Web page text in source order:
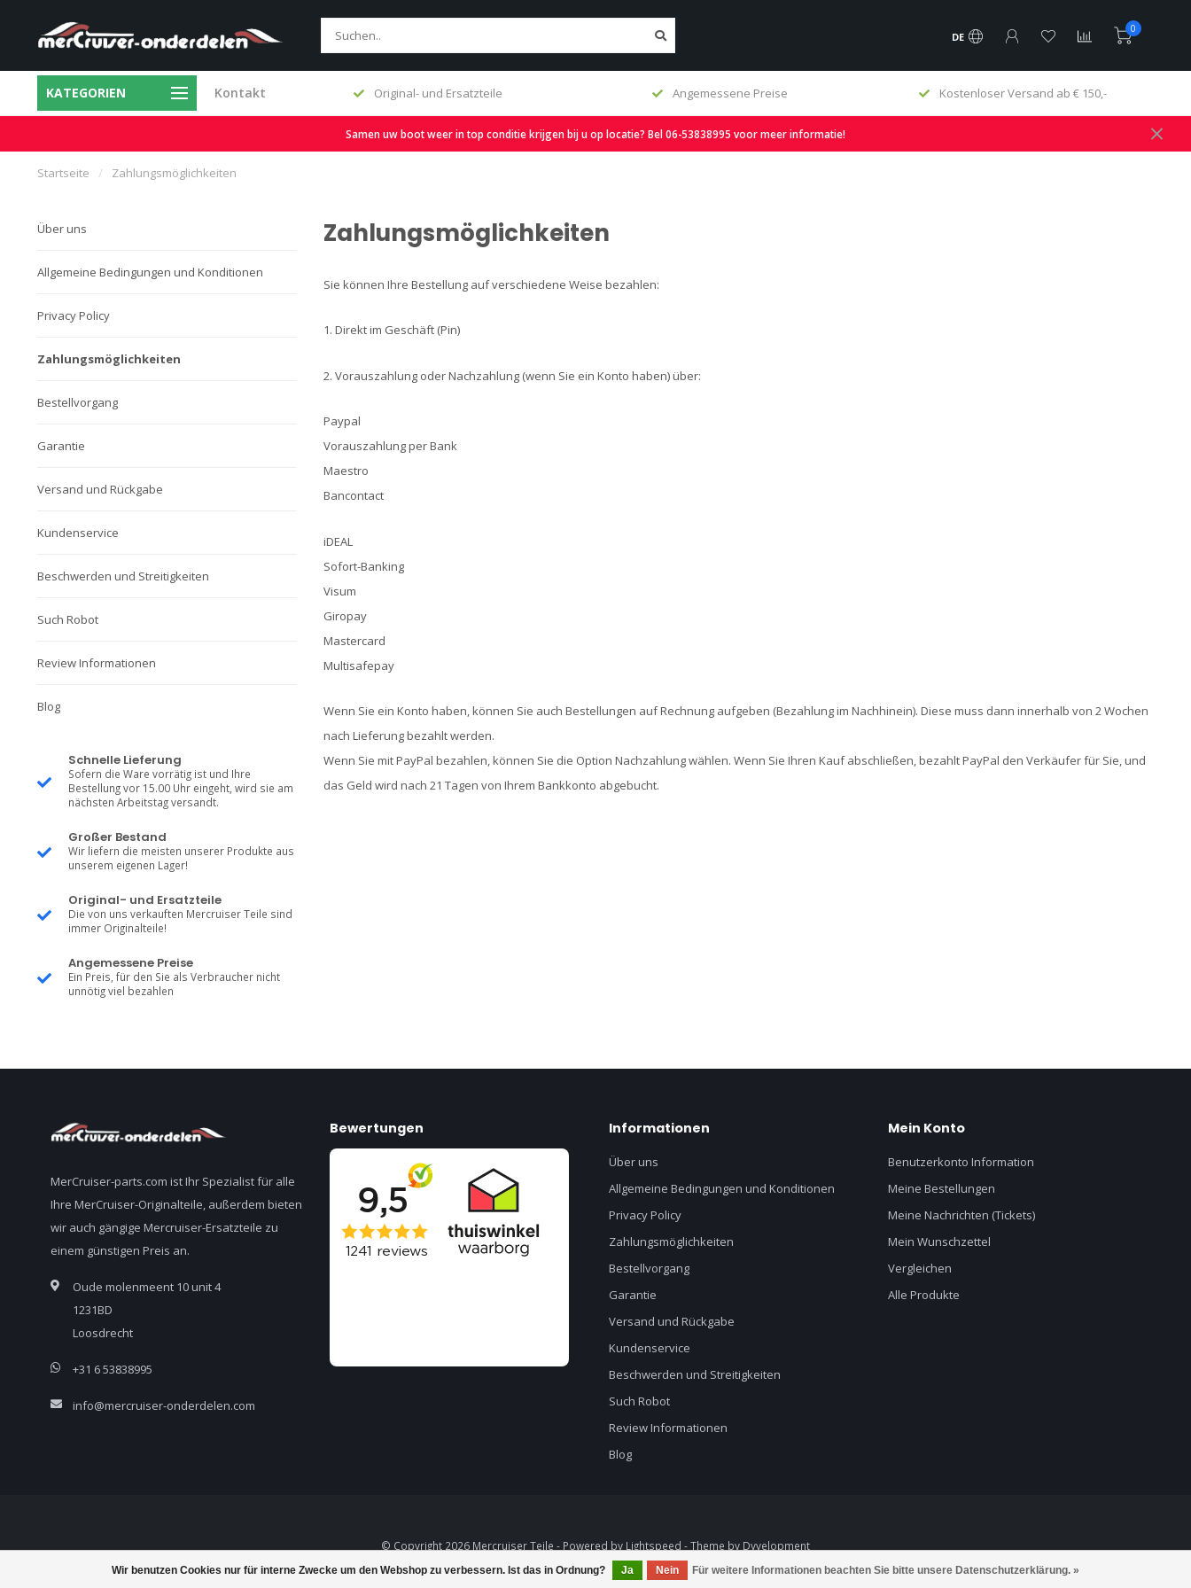
DE
0
KATEGORIEN Kontakt
Schnelle Lieferung und großer Vorrat Original- und Ersatzteile Angemessene Preise Kostenloser Versand ab € 150,-
Samen uw boot weer in top conditie krijgen bij u op locatie? Bel 06-53838995 voor meer informatie!
Startseite / Zahlungsmöglichkeiten
Über uns
Allgemeine Bedingungen und Konditionen
Privacy Policy
Zahlungsmöglichkeiten
Bestellvorgang
Garantie
Versand und Rückgabe
Kundenservice
Beschwerden und Streitigkeiten
Such Robot
Review Informationen
Blog
Schnelle Lieferung
Sofern die Ware vorrätig ist und Ihre
Bestellung vor 15.00 Uhr eingeht, wird sie am
nächsten Arbeitstag versandt.
Großer Bestand
Wir liefern die meisten unserer Produkte aus
unserem eigenen Lager!
Original- und Ersatzteile
Die von uns verkauften Mercruiser Teile sind
immer Originalteile!
Angemessene Preise
Ein Preis, für den Sie als Verbraucher nicht
unnötig viel bezahlen
Zahlungsmöglichkeiten
Sie können Ihre Bestellung auf verschiedene Weise bezahlen:
1. Direkt im Geschäft (Pin)
2. Vorauszahlung oder Nachzahlung (wenn Sie ein Konto haben) über:
Paypal
Vorauszahlung per Bank
Maestro
Bancontact
iDEAL
Sofort-Banking
Visum
Giropay
Mastercard
Multisafepay
Wenn Sie ein Konto haben, können Sie auch Bestellungen auf Rechnung aufgeben (Bezahlung im Nachhinein). Diese muss dann innerhalb von 2 Wochen
nach Lieferung bezahlt werden.
Wenn Sie mit PayPal bezahlen, können Sie die Option Nachzahlung wählen. Wenn Sie Ihren Kauf abschließen, bezahlt PayPal den Verkäufer für Sie, und
das Geld wird nach 21 Tagen von Ihrem Bankkonto abgebucht.
Wir benutzen Cookies nur für interne Zwecke um den Webshop zu verbessern. Ist das in Ordnung? Ja Nein Für weitere Informationen beachten Sie bitte unsere Datenschutzerklärung. »
MerCruiser-parts.com ist Ihr Spezialist für alle
Ihre MerCruiser-Originalteile, außerdem bieten
wir auch gängige Mercruiser-Ersatzteile zu
einem günstigen Preis an.
Oude molenmeent 10 unit 4
1231BD
Loosdrecht
+31 6 53838995
info@mercruiser-onderdelen.com
Bewertungen Informationen
Über uns
Allgemeine Bedingungen und Konditionen
Privacy Policy
Zahlungsmöglichkeiten
Bestellvorgang
Garantie
Versand und Rückgabe
Kundenservice
Beschwerden und Streitigkeiten
Such Robot
Review Informationen
Blog
Mein Konto
Benutzerkonto Information
Meine Bestellungen
Meine Nachrichten (Tickets)
Mein Wunschzettel
Vergleichen
Alle Produkte
© Copyright 2026 Mercruiser Teile - Powered by Lightspeed - Theme by Dyvelopment